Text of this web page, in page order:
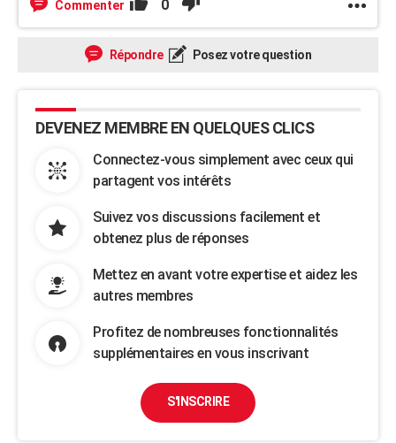
Commenter 0
Répondre Posez votre question
DEVENEZ MEMBRE EN QUELQUES CLICS
Connectez-vous simplement avec ceux qui
partagent vos intérêts
Suivez vos discussions facilement et
obtenez plus de réponses
Mettez en avant votre expertise et aidez les
autres membres
Profitez de nombreuses fonctionnalités
supplémentaires en vous inscrivant
S'INSCRIRE